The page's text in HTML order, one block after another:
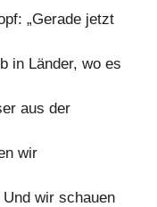
„Gerade jetzt
in Länder, wo es
aus der
wir
wir schauen